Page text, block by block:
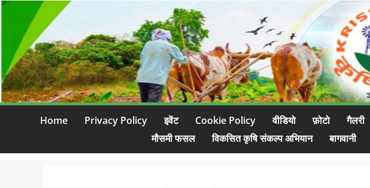
Home Privacy Policy इवेंट Cookie Policy वीडियो फ़ोटो गैलरी
मौसमी फसल
विकसित कृषि संकल्प अभियान बागवानी